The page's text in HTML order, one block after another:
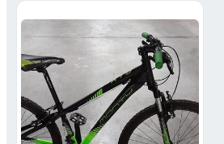
delantero trasero y contrapedal
Portabultos cubrecadena y
caballete Revisada y puesta a
punto Esta lista para usar A
recoger en santa Ponsa